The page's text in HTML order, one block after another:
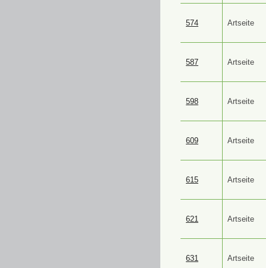
574 Artseite
587 Artseite
598 Artseite
609 Artseite
615 Artseite
621 Artseite
631 Artseite